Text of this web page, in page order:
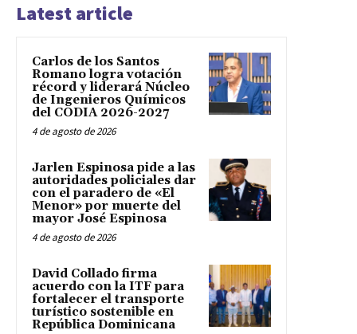
Latest article
Carlos de los Santos
Romano logra votación
récord y liderará Núcleo
de Ingenieros Químicos
del CODIA 2026-2027
4 de agosto de 2026
Jarlen Espinosa pide a las
autoridades policiales dar
con el paradero de «El
Menor» por muerte del
mayor José Espinosa
4 de agosto de 2026
David Collado firma
acuerdo con la ITF para
fortalecer el transporte
turístico sostenible en
República Dominicana